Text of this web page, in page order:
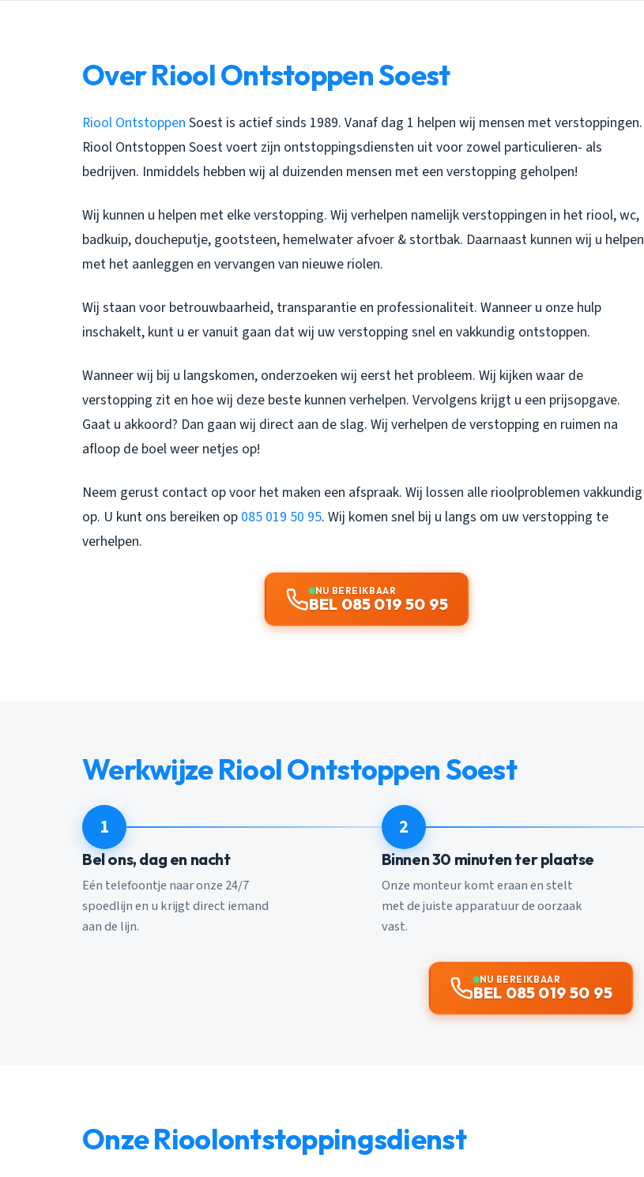
Over Riool Ontstoppen Soest
Riool Ontstoppen Soest is actief sinds 1989. Vanaf dag 1 helpen wij mensen met verstoppingen.
Riool Ontstoppen Soest voert zijn ontstoppingsdiensten uit voor zowel particulieren- als
bedrijven. Inmiddels hebben wij al duizenden mensen met een verstopping geholpen!
Wij kunnen u helpen met elke verstopping. Wij verhelpen namelijk verstoppingen in het riool, wc,
badkuip, doucheputje, gootsteen, hemelwater afvoer & stortbak. Daarnaast kunnen wij u helpen
met het aanleggen en vervangen van nieuwe riolen.
Wij staan voor betrouwbaarheid, transparantie en professionaliteit. Wanneer u onze hulp
inschakelt, kunt u er vanuit gaan dat wij uw verstopping snel en vakkundig ontstoppen.
Wanneer wij bij u langskomen, onderzoeken wij eerst het probleem. Wij kijken waar de
verstopping zit en hoe wij deze beste kunnen verhelpen. Vervolgens krijgt u een prijsopgave.
Gaat u akkoord? Dan gaan wij direct aan de slag. Wij verhelpen de verstopping en ruimen na
afloop de boel weer netjes op!
Neem gerust contact op voor het maken een afspraak. Wij lossen alle rioolproblemen vakkundig
op. U kunt ons bereiken op 085 019 50 95. Wij komen snel bij u langs om uw verstopping te
verhelpen.
NU BEREIKBAAR
BEL 085 019 50 95
Werkwijze Riool Ontstoppen Soest
1
Bel ons, dag en nacht
Eén telefoontje naar onze 24/7
spoedlijn en u krijgt direct iemand
aan de lijn.
2
Binnen 30 minuten ter plaatse
Onze monteur komt eraan en stelt
met de juiste apparatuur de oorzaak
vast.
NU BEREIKBAAR
BEL 085 019 50 95
Onze Rioolontstoppingsdienst